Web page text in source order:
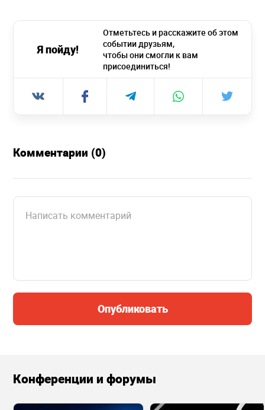
Я пойду!
Отметьтесь и расскажите об этом
событии друзьям,
чтобы они смогли к вам
присоединиться!
Комментарии (0)
Опубликовать
Конференции и форумы